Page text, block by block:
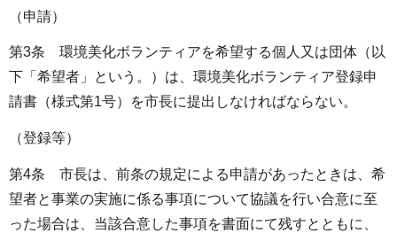
（申請）
第3条 環境美化ボランティアを希望する個人又は団体（以
下「希望者」という。）は、環境美化ボランティア登録申
請書（様式第1号）を市長に提出しなければならない。
（登録等）
第4条 市長は、前条の規定による申請があったときは、希
望者と事業の実施に係る事項について協議を行い合意に至
った場合は、当該合意した事項を書面にて残すとともに、